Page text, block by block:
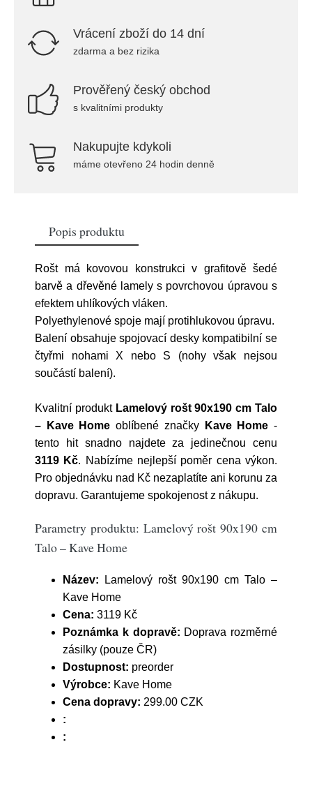
Vrácení zboží do 14 dní
zdarma a bez rizika
Prověřený český obchod
s kvalitními produkty
Nakupujte kdykoli
máme otevřeno 24 hodin denně
Popis produktu
Rošt má kovovou konstrukci v grafitově šedé
barvě a dřevěné lamely s povrchovou úpravou s
efektem uhlíkových vláken.
Polyethylenové spoje mají protihlukovou úpravu.
Balení obsahuje spojovací desky kompatibilní se
čtyřmi nohami X nebo S (nohy však nejsou
součástí balení).
Kvalitní produkt Lamelový rošt 90x190 cm Talo
– Kave Home oblíbené značky Kave Home -
tento hit snadno najdete za jedinečnou cenu
3119 Kč. Nabízíme nejlepší poměr cena výkon.
Pro objednávku nad Kč nezaplatíte ani korunu za
dopravu. Garantujeme spokojenost z nákupu.
Parametry produktu: Lamelový rošt 90x190 cm
Talo – Kave Home
Název: Lamelový rošt 90x190 cm Talo –
Kave Home
Cena: 3119 Kč
Poznámka k dopravě: Doprava rozměrné
zásilky (pouze ČR)
Dostupnost: preorder
Výrobce: Kave Home
Cena dopravy: 299.00 CZK
:
: